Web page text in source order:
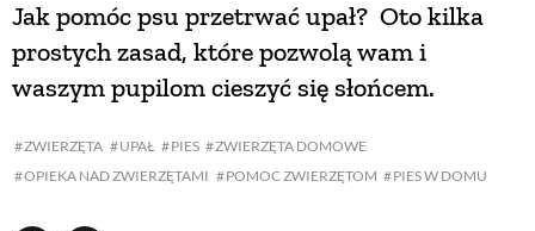
ZWIERZĘTA UPAŁ PIES
ZWIERZĘTA DOMOWE
OPIEKA NAD ZWIERZĘTAMI
POMOC ZWIERZĘTOM PIES W DOMU
Jak pomóc psu przetrwać upał? Oto kilka
prostych zasad, które pozwolą wam i
waszym pupilom cieszyć się słońcem.